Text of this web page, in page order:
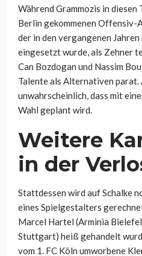
Während Grammozis in diesen
Berlin gekommenen
der in den vergangenen
eingesetzt wurde, als Zehner
Can Bozdogan und Nassim
Talente als Alternativen parat.
unwahrscheinlich, dass mit
Wahl geplant wird.
Weitere
in der
Stattdessen wird auf Schalke
eines Spielgestalters
Marcel Hartel (Arminia
Stuttgart) heiß gehandelt
vom 1. FC Köln umworbene